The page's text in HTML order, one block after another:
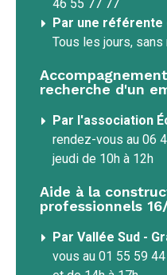
46 55 77 77
Par une référente
Tous les jours,
recherche d'un
Par l'association
rendez-vous au 06
jeudi de 10h à 12h
Aide à la
professionnels
Par Vallée Sud -
vous au 01 55 59